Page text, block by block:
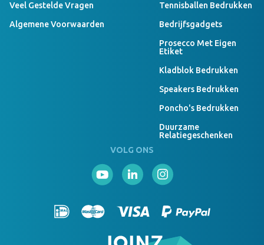
Veel Gestelde Vragen
Algemene Voorwaarden
Tennisballen Bedrukken
Bedrijfsgadgets
Prosecco Met Eigen
Etiket
Kladblok Bedrukken
Speakers Bedrukken
Poncho's Bedrukken
Duurzame
Relatiegeschenken
VOLG ONS